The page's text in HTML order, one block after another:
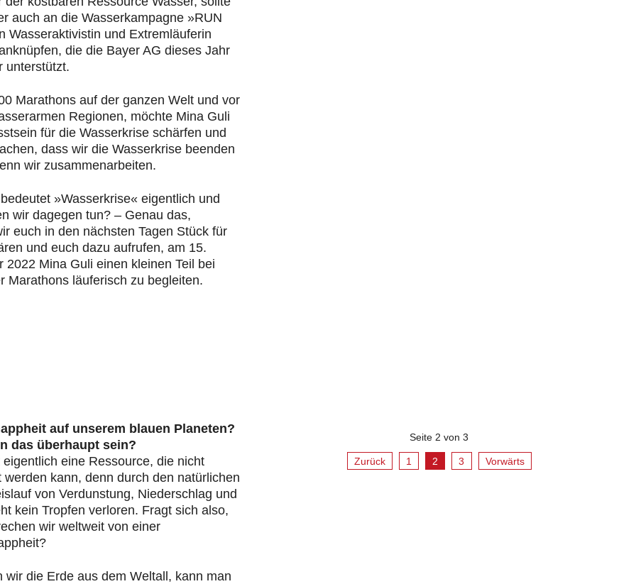
auch an die Wasserkampagne »RUN
Wasseraktivistin und Extremläuferin
die die Bayer AG dieses Jahr
unterstützt.
Marathons auf der ganzen Welt und vor
Regionen, möchte Mina Guli
für die Wasserkrise schärfen und
dass wir die Wasserkrise beenden
wir zusammenarbeiten.
»Wasserkrise« eigentlich und
wir dagegen tun? – Genau das,
euch in den nächsten Tagen Stück für
und euch dazu aufrufen, am 15.
2022 Mina Guli einen kleinen Teil bei
Marathons läuferisch zu begleiten.
auf unserem blauen Planeten?
das überhaupt sein?
eigentlich eine Ressource, die nicht
werden kann, denn durch den natürlichen
von Verdunstung, Niederschlag und
kein Tropfen verloren. Fragt sich also,
wir weltweit von einer
wir die Erde aus dem Weltall, kann man
Seite 2 von 3
Zurück 1 2 3 Vorwärts